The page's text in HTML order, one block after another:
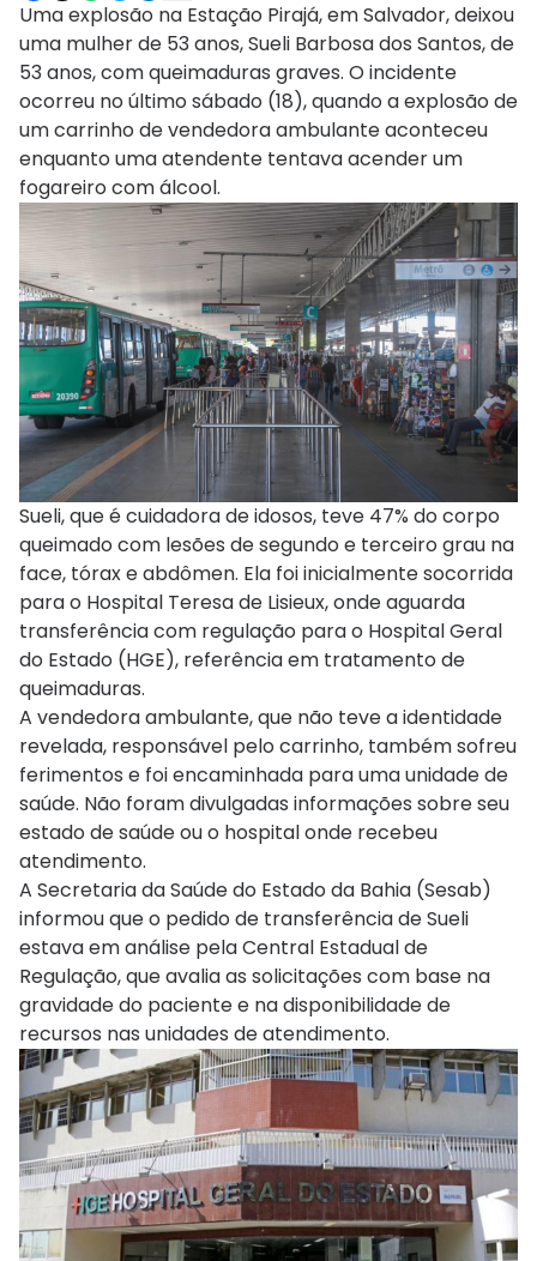
Uma explosão na Estação Pirajá, em Salvador, deixou
uma mulher de 53 anos, Sueli Barbosa dos Santos, de
53 anos, com queimaduras graves. O incidente
ocorreu no último sábado (18), quando a explosão de
um carrinho de vendedora ambulante aconteceu
enquanto uma atendente tentava acender um
fogareiro com álcool.
Sueli, que é cuidadora de idosos, teve 47% do corpo
queimado com lesões de segundo e terceiro grau na
face, tórax e abdômen. Ela foi inicialmente socorrida
para o Hospital Teresa de Lisieux, onde aguarda
transferência com regulação para o Hospital Geral
do Estado (HGE), referência em tratamento de
queimaduras.
A vendedora ambulante, que não teve a identidade
revelada, responsável pelo carrinho, também sofreu
ferimentos e foi encaminhada para uma unidade de
saúde. Não foram divulgadas informações sobre seu
estado de saúde ou o hospital onde recebeu
atendimento.
A Secretaria da Saúde do Estado da Bahia (Sesab)
informou que o pedido de transferência de Sueli
estava em análise pela Central Estadual de
Regulação, que avalia as solicitações com base na
gravidade do paciente e na disponibilidade de
recursos nas unidades de atendimento.